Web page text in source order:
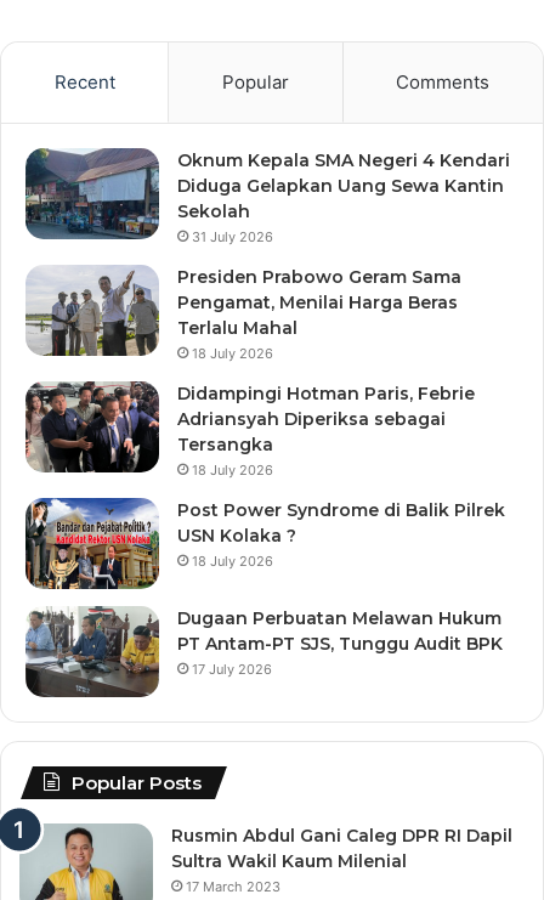
Recent Popular Comments
Oknum Kepala SMA Negeri 4 Kendari
Diduga Gelapkan Uang Sewa Kantin
Sekolah
31 July 2026
Presiden Prabowo Geram Sama
Pengamat, Menilai Harga Beras
Terlalu Mahal
18 July 2026
Didampingi Hotman Paris, Febrie
Adriansyah Diperiksa sebagai
Tersangka
18 July 2026
Post Power Syndrome di Balik Pilrek
USN Kolaka ?
18 July 2026
Dugaan Perbuatan Melawan Hukum
PT Antam-PT SJS, Tunggu Audit BPK
17 July 2026
Popular Posts
Rusmin Abdul Gani Caleg DPR RI Dapil
Sultra Wakil Kaum Milenial
17 March 2023